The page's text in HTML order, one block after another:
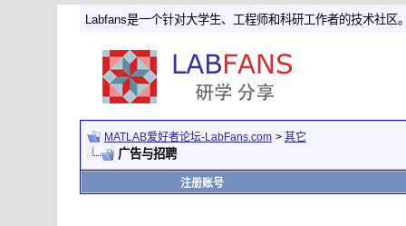
Labfans是一个针对大学生、工程师和科研工作者的技术社区
MATLAB爱好者论坛-LabFans.com > 其它
广告与招聘
注册账号